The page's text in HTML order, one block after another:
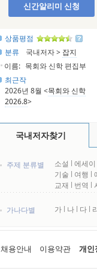
신간알리미 신청
상품평점
분류
국내저자 > 잡지
이름: 목회와 신학 편집부
최근작
2026년 8월 <목회와 신학
2026.8>
국내저자찾기
주제 분류별 소설 l 에세이
기술 l 여행 l
교재 l 번역 l
가나다별 가 l 나 l 다 l
채용안내 이용약관 개인